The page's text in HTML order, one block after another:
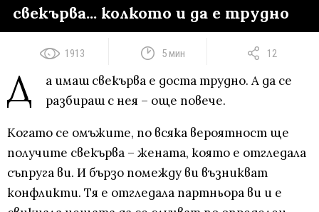
свекърва... колкото и да е трудно
1913 5 мин 12
Д
а имаш свекърва е доста трудно. А да се
разбираш с нея – още повече.
Когато се омъжите, по всяка вероятност ще
получите свекърва – жената, която е отгледала
съпруга ви. И бързо помежду ви възникват
конфликти. Тя е отгледала партньора ви и е